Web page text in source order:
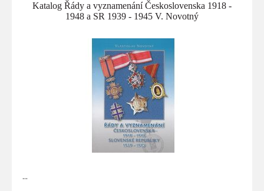
Katalog Řády a vyznamenání Československa 1918 -
1948 a SR 1939 - 1945 V. Novotný